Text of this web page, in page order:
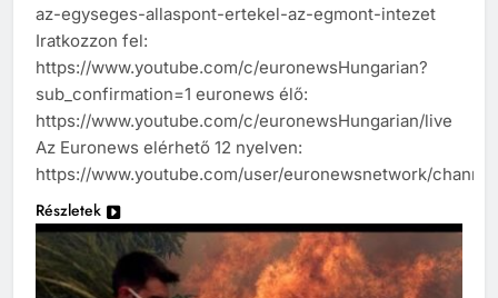
az-egyseges-allaspont-ertekel-az-egmont-intezet
Iratkozzon fel:
https://www.youtube.com/c/euronewsHungarian?
sub_confirmation=1 euronews élő:
https://www.youtube.com/c/euronewsHungarian/live
Az Euronews elérhető 12 nyelven:
https://www.youtube.com/user/euronewsnetwork/
Részletek